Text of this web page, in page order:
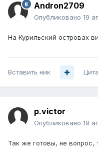
Andron2709
Опубликовано 19
На Курильский островах
Вставить ник
p.victor
Опубликовано 19
Так же готовы, не вопрос,